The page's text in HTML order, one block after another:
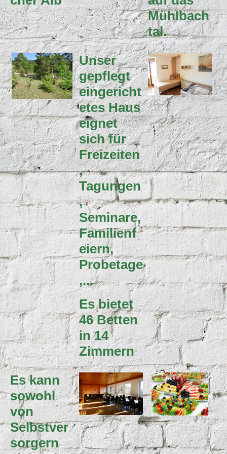
Mühlbach
tal.
Unser
gepflegt
eingericht
etes Haus
eignet
sich für
Freizeiten
,
Tagungen
,
Seminare,
Familienf
eiern,
Probetage
,...
Es bietet
46 Betten
in 14
Zimmern
Es kann
sowohl
von
Selbstver
sorgern